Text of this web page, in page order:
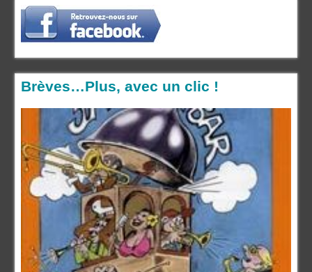
Brèves…Plus, avec un clic !